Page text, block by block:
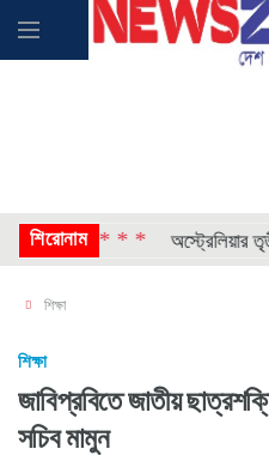
শিরোনাম
* * * * অস্ট্রেলিয়ার তৃতীয়
শিক্ষা
শিক্ষা
জাবিপ্রবিতে জাতীয়
সচিব মামুন